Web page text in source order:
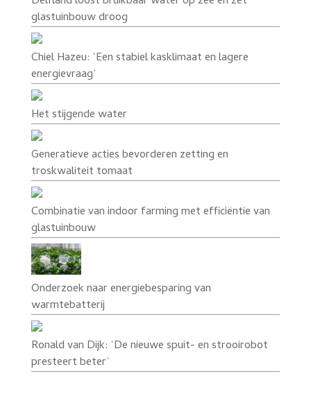
glastuinbouw droog
Chiel Hazeu: ‘Een stabiel kasklimaat en lagere
energievraag’
Het stijgende water
Generatieve acties bevorderen zetting en
troskwaliteit tomaat
Combinatie van indoor farming met efficiëntie van
glastuinbouw
Onderzoek naar energiebesparing van
warmtebatterij
Ronald van Dijk: ‘De nieuwe spuit- en strooirobot
presteert beter’